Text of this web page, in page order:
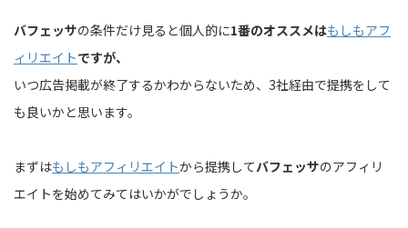
バフェッサの条件だけ見ると個人的に1番のオススメはもしもアフ
ィリエイトですが、
いつ広告掲載が終了するかわからないため、3社経由で提携をして
も良いかと思います。
まずはもしもアフィリエイトから提携してバフェッサのアフィリ
エイトを始めてみてはいかがでしょうか。